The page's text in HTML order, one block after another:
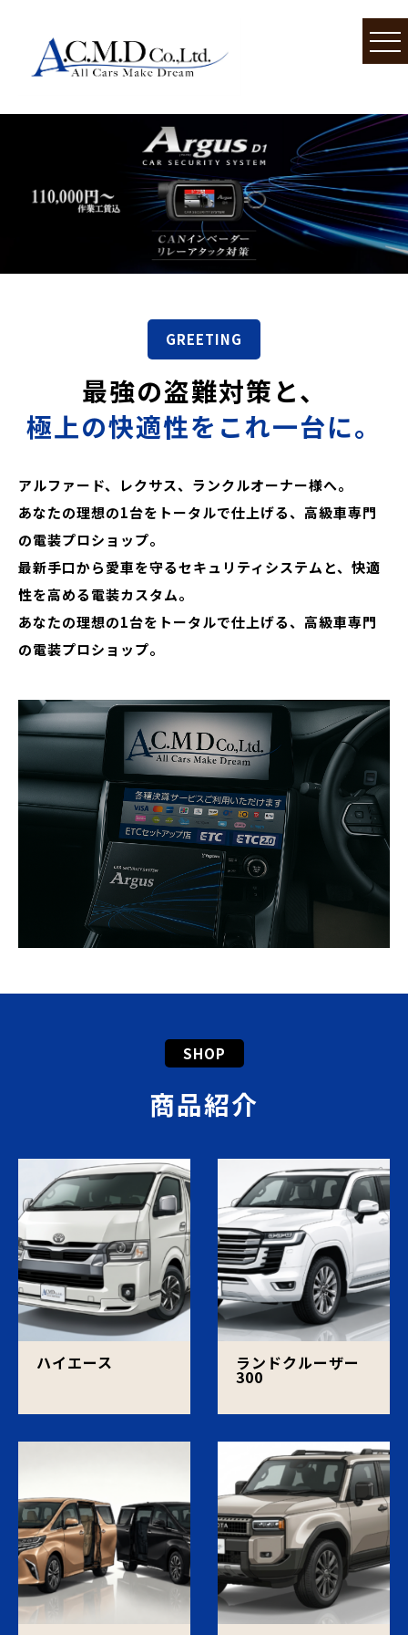
GREETING
最強の盗難対策と、
極上の快適性をこれ一台に。
アルファード、レクサス、ランクルオーナー様へ。
あなたの理想の1台をトータルで仕上げる、高級車専門
の電装プロショップ。
最新手口から愛車を守るセキュリティシステムと、快適
性を高める電装カスタム。
あなたの理想の1台をトータルで仕上げる、高級車専門
の電装プロショップ。
SHOP
商品紹介
ハイエース ランドクルーザー
300